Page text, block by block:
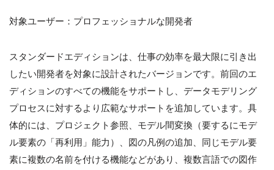
対象ユーザー：プロフェッショナルな開発者
スタンダードエディションは、仕事の効率を最大限に引き出
したい開発者を対象に設計されたバージョンです。前回のエ
ディションのすべての機能をサポートし、データモデリング
プロセスに対するより広範なサポートを追加しています。具
体的には、プロジェクト参照、モデル間変換（要するにモデ
ル要素の「再利用」能力）、図の凡例の追加、同じモデル要
素に複数の名前を付ける機能などがあり、複数言語での図作